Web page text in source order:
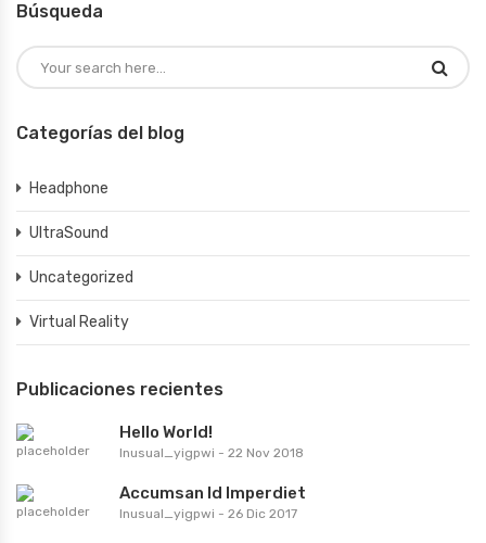
Búsqueda
Categorías del blog
Headphone
UltraSound
Uncategorized
Virtual Reality
Publicaciones recientes
Hello World!
Inusual_yigpwi - 22 Nov 2018
Accumsan Id Imperdiet
Inusual_yigpwi - 26 Dic 2017